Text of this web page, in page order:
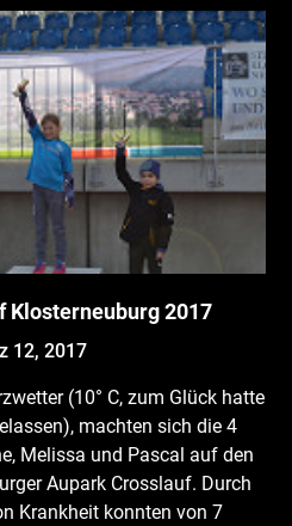
Klosterneuburg 2017
12, 2017
(10° C, zum Glück hatte
machten sich die 4
Melissa und Pascal auf den
Aupark Crosslauf. Durch
Krankheit konnten von 7